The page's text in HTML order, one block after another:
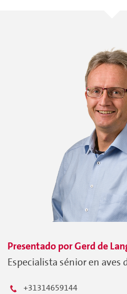
Presentado porGerdde
Especialista sénior en aves
+31314659144